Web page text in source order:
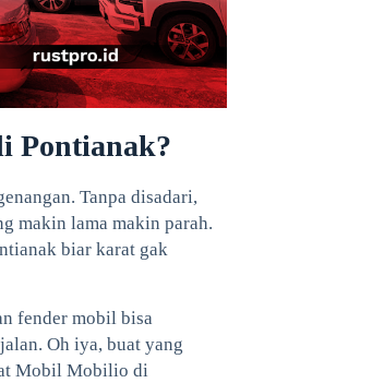
Pontianak?
Tanpa disadari,
makin lama makin parah.
biar karat gak
fender mobil bisa
Oh iya, buat yang
Mobil Mobilio di